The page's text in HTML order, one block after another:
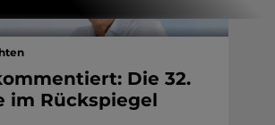
Die 32.
im Rückspiegel